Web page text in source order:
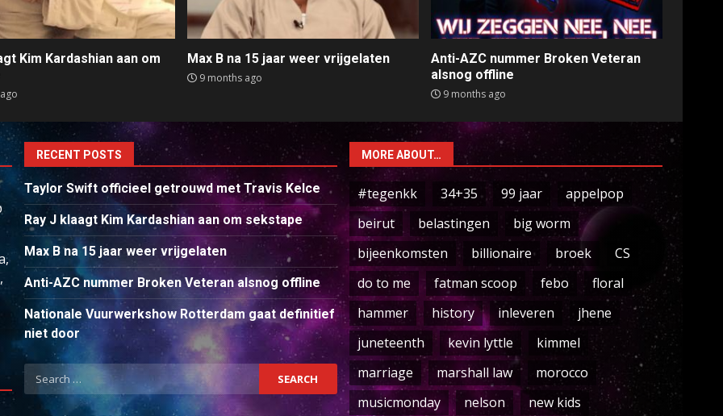
Kim Kardashian aan om
Max B na 15 jaar weer vrijgelaten
9 months ago
Anti-AZC nummer Broken Veteran
alsnog offline
9 months ago
RECENT POSTS
Taylor Swift officieel getrouwd met Travis Kelce
Ray J klaagt Kim Kardashian aan om sekstape
Max B na 15 jaar weer vrijgelaten
Anti-AZC nummer Broken Veteran alsnog offline
Nationale Vuurwerkshow Rotterdam gaat definitief
niet door
Search
for:
MORE ABOUT…
#tegenkk 34+35 99 jaar
appelpop
beirut
belastingen
big worm
bijeenkomsten
billionaire broek
CS
do to me
fatman scoop febo
floral
hammer
history inleveren
jhene
juneteenth
kevin lyttle
kimmel
marriage
marshall law
morocco
musicmonday
nelson
new kids